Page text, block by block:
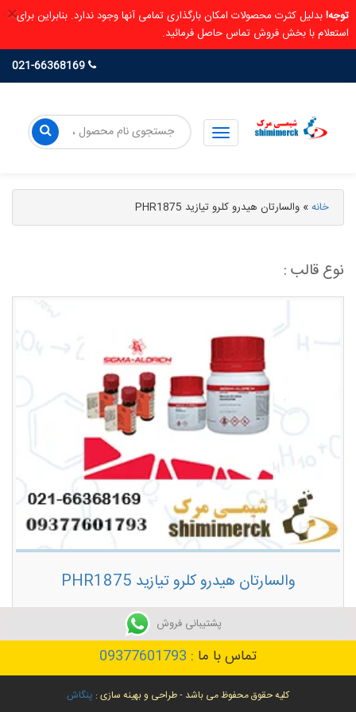
× توجه!بدلیل کثرت محصولات امکان بارگذاری تمامی آنها وجود ندارد. بنابراین برای
استعلام با بخش فروش تماس حاصل فرمائید.
خانه» والسارتان هیدرو کلرو تیازید PHR1875
نوع قالب :
والسارتان هیدرو کلرو تیازید PHR1875
توضیحات بیشتر
تماس با ما : 09377601793
کلیه حقوق محفوظ می باشد - طراحی و بهینه سازی : پنگاش
پشتیبانی فروش